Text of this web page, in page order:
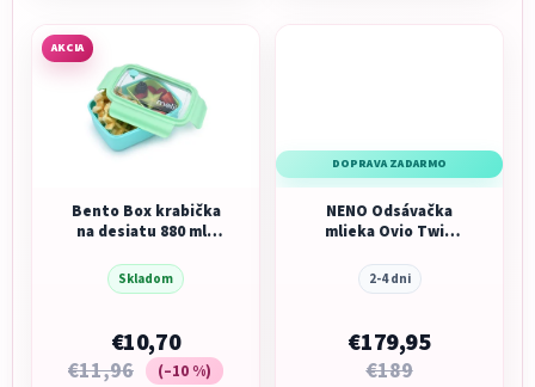
AKCIA
Bento Box krabička
na desiatu 880 ml -
Skladom
€10,70
€11,96 (–10 %)
DOPRAVA ZADARMO
NENO Odsávačka
mlieka Ovio Twin
hands-free mušľová
3-fázová s
2-4 dni
€179,95
€189